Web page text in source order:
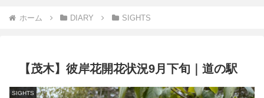
ホーム DIARY SIGHTS
【茂木】彼岸花開花状況9月下旬｜道の駅
SIGHTS